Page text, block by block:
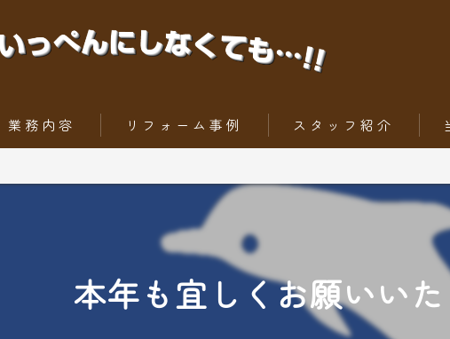
業務内容
ZEH（ゼッチ）とは
リフォーム事例
ちょっとだけリフォーム
トータルリフォーム
スタッフ紹介
本年も宜しくお願いい